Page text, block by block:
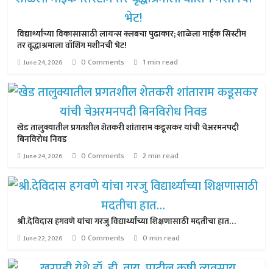
विद्यार्थ्यांच्या विकासासाठी लायन्स क्लबचा पुढाकार; शाळेला माईक सिस्टीम
तर वृद्धाश्रमाला वॉशिंग मशीनची भेट!
June 24, 2026 0 Comments 1 min read
खेड तालुक्यातील प्रगतशील शेतकरी शांताराम कडूसकर यांची चेअरमनपदी
बिनविरोध निवड
June 24, 2026 0 Comments 2 min read
श्री.देविदास हगवणे यांचा गरजु विद्यार्थ्यांच्या शिक्षणासाठी मदतीचा हात…
June 22, 2026 0 Comments 0 min read